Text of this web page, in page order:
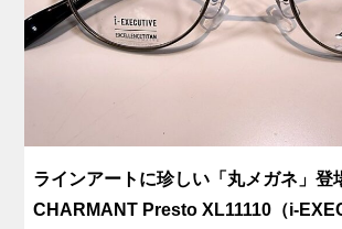
ラインアートに珍しい「丸メガネ」登
CHARMANT Presto XL11110（i-